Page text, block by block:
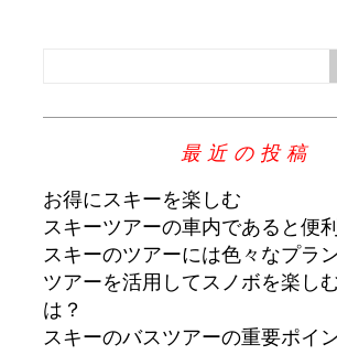
最近の投稿
お得にスキーを楽しむ
スキーツアーの車内であると便
スキーのツアーには色々なプラ
ツアーを活用してスノボを楽し
は？
スキーのバスツアーの重要ポイ